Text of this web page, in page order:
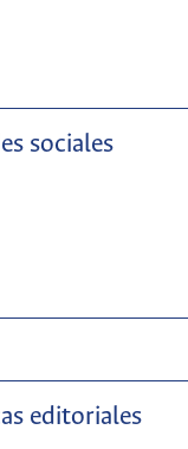
sociales
editoriales